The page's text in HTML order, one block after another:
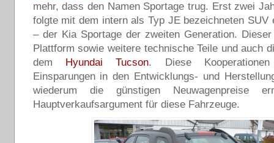
Volvo Wartburg Werkstoffe Zubehör
mehr, dass den Namen Sportage trug. Erst zwei
folgte mit dem intern als Typ JE bezeichneten SUV
– der Kia Sportage der zweiten Generation.
Plattform sowie weitere technische Teile und auch
dem Hyundai Tucson. Diese Kooperationen
Einsparungen in den Entwicklungs- und
wiederum die günstigen Neuwagenpreise
Hauptverkaufsargument für diese Fahrzeuge.